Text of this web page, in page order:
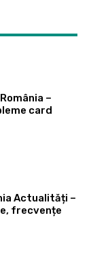
–
card
Actualități –
frecvențe